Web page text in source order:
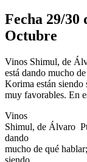
Fecha 29/30
Octubre
Vinos Shimul, de
está dando mucho
Korima están siendo
muy favorables. En
Vinos
Shimul, de Álvaro
dando
mucho de qué
siendo